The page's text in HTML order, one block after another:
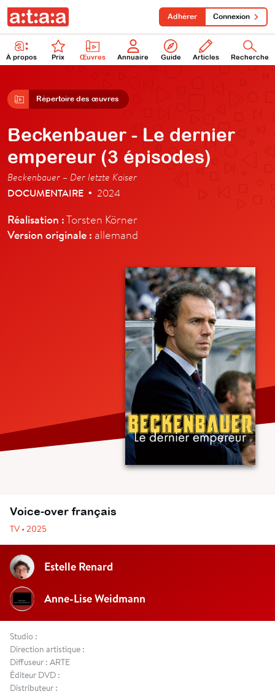
À propos Prix Œuvres Annuaire Guide Articles Recherche
Adhérer Connexion
Répertoire des œuvres
Beckenbauer - Le dernier
empereur (3 épisodes)
Beckenbauer – Der letzte Kaiser
DOCUMENTAIRE • 2024
Réalisation :Torsten Körner
Version originale : allemand
Voice-over français
TV • 2025
Estelle Renard
Anne-Lise Weidmann
Studio :
Direction artistique :
Diffuseur : ARTE
Éditeur DVD :
Distributeur :